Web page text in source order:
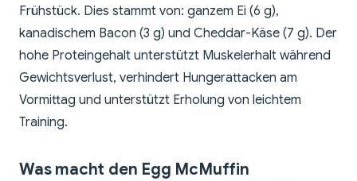
Frühstück. Dies stammt von: ganzem Ei (6 g),
kanadischem Bacon (3 g) und Cheddar-Käse (7 g). Der
hohe Proteingehalt unterstützt Muskelerhalt während
Gewichtsverlust, verhindert Hungerattacken am
Vormittag und unterstützt Erholung von leichtem
Training.
Was macht den Egg McMuffin